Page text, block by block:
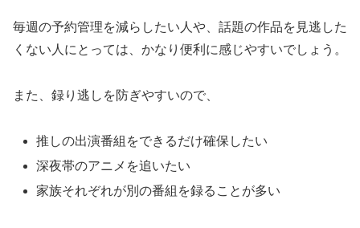
毎週の予約管理を減らしたい人や、話題の作品を見逃した
くない人にとっては、かなり便利に感じやすいでしょう。
また、録り逃しを防ぎやすいので、
推しの出演番組をできるだけ確保したい
深夜帯のアニメを追いたい
家族それぞれが別の番組を録ることが多い